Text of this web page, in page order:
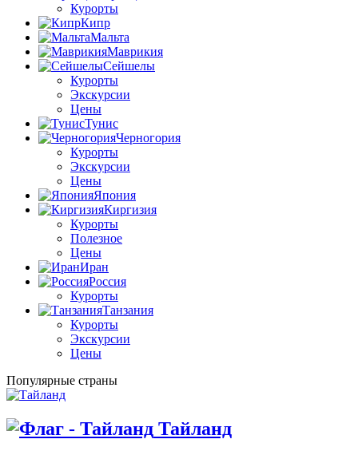
Курорты
Кипр
Мальта
Маврикия
Сейшелы
Курорты
Экскурсии
Цены
Тунис
Черногория
Курорты
Экскурсии
Цены
Япония
Киргизия
Курорты
Полезное
Цены
Иран
Россия
Курорты
Танзания
Курорты
Экскурсии
Цены
Популярные страны
Тайланд